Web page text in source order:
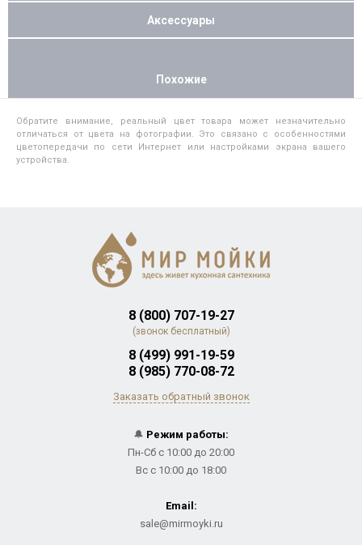
Аксессуары
Похожие
Обратите внимание, реальный цвет товара может незначительно
отличаться от цвета на фотографии. Это связано с особенностями
цветопередачи по сети Интернет или настройками экрана вашего
устройства.
8 (800) 707-19-27
(звонок бесплатный)
8 (499) 991-19-59
8 (985) 770-08-72
Заказать обратный звонок
🔔 Режим работы:
Пн-Сб с 10:00 до 20:00
Вс с 10:00 до 18:00
Email:
sale@mirmoyki.ru